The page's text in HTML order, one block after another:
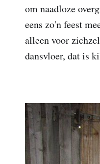
om naadloze
eens zo'n feest
alleen voor
dansvloer, dat is